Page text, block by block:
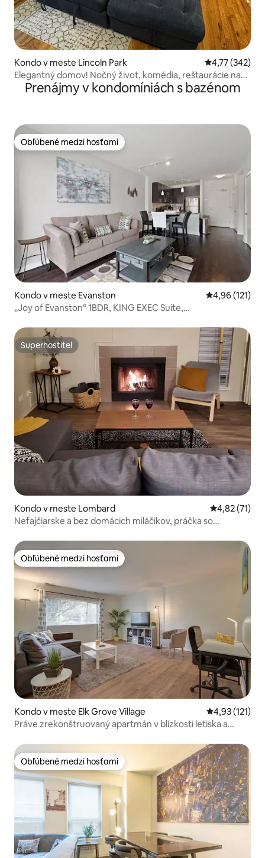
Kondo v meste Lincoln Park Priemerné
4,77 (342)
Elegantný domov! Nočný život, komédia, reštaurácie na
dosah!
Prenájmy v kondomíniách s bazénom
Obľúbené medzi hosťami
Obľúbené medzi hosťami
Kondo v meste Evanston Priemerné
4,96 (121)
„Joy of Evanston“ 1BDR, KING EXEC Suite,
Superhostiteľ
Superhostiteľ
Kondo v meste Lombard Priemerné
4,82 (71)
Nefajčiarske a bez domácich miláčikov, práčka so
Obľúbené medzi hosťami
Obľúbené medzi hosťami
Kondo v meste Elk Grove Village Priemerné
4,93 (121)
Práve zrekonštruovaný apartmán v blízkosti letiska a
Obľúbené medzi hosťami
Obľúbené medzi hosťami